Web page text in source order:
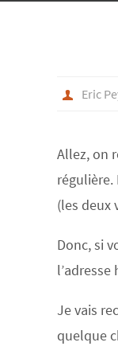
Eric
Allez, on
régulière.
(les deux
Donc, si
Je vais
quelque